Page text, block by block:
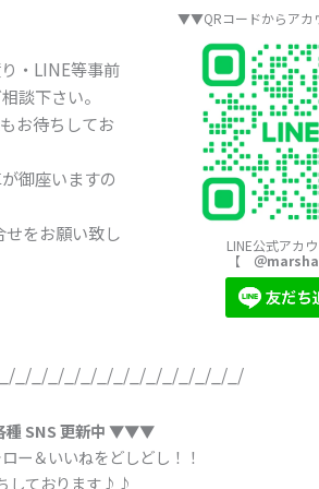
・LINE等事前
談下さい。
お待ちしてお
御座いますの
をお願い致し
▼▼QRコードからア
LINE公式アカ
【 ＠
_/_/_/_/_/_/_/_/_/_/_/_/_/_/
SNS 更新中 ▼▼▼
ー＆いいねをどしどし！！
しております♪♪